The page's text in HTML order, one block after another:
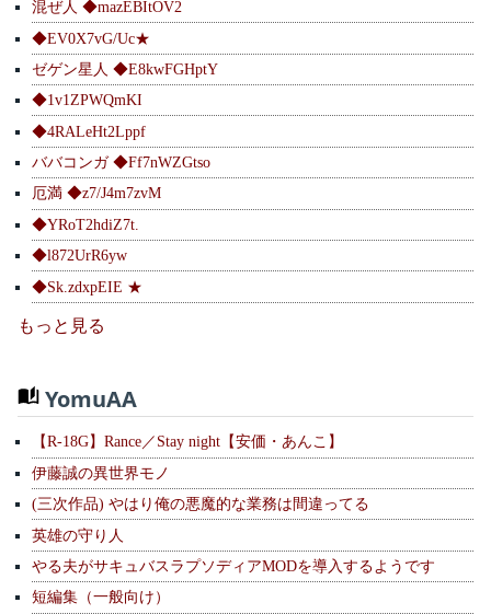
混ぜ人 ◆mazEBItOV2
◆EV0X7vG/Uc★
ゼゲン星人 ◆E8kwFGHptY
◆1v1ZPWQmKI
◆4RALeHt2Lppf
ババコンガ ◆Ff7nWZGtso
厄満 ◆z7/J4m7zvM
◆YRoT2hdiZ7t.
◆l872UrR6yw
◆Sk.zdxpEIE ★
もっと見る
YomuAA
【R-18G】Rance／Stay night【安価・あんこ】
伊藤誠の異世界モノ
(三次作品) やはり俺の悪魔的な業務は間違ってる
英雄の守り人
やる夫がサキュバスラプソディアMODを導入するようです
短編集（一般向け）